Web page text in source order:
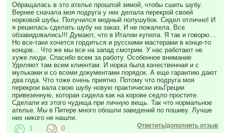
Обращалась в это ателье прошлой зимой, чтобы сшить шубу.
Вернее сначала моя подруга у них делала перекрой своей
норковой шубы. Получился модный полушубок. Сидел отлично! И
я решилась сделать шубу на заказ. И не пожалела. Все
обзавидовались!!! Думают, что в Италии купила. Я так и говорю...
Но все-таки хочется гордиться и русскими мастерами в конце-то
концов... Что же мы все на запад смотрим. У нас работают не
хуже люди. Спасибо всем за работу. Особенное внимание
Уделяют там всем клиентам. И норка была качественная и с
мульками и со всеми документами порядок. А еще гарантию дают
два года. Что тоже очень приятно. Потому что подруга моя
перекрои вала свою шубу новую практически изьГреции
привезенную, которая сидела как на корове седло простите.
Сделали из этого чудища при личную вещь. Так что нормальное
ателье. Мы в Питере много обошли заведений по пошиву. Лучше
них никого не нашли.
Ответить/дополнить отзыв
1 0